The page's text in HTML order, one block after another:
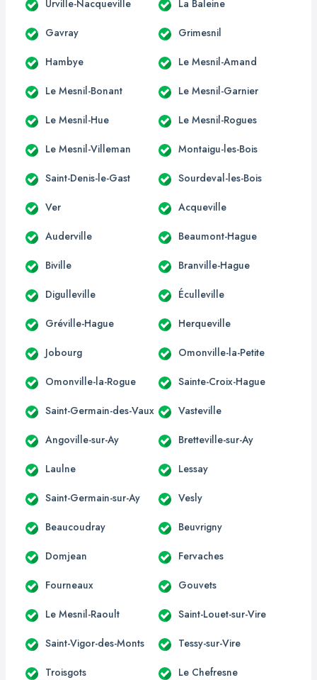
Urville-Nacqueville La Baleine
Gavray Grimesnil
Hambye Le Mesnil-Amand
Le Mesnil-Bonant Le Mesnil-Garnier
Le Mesnil-Hue Le Mesnil-Rogues
Le Mesnil-Villeman Montaigu-les-Bois
Saint-Denis-le-Gast Sourdeval-les-Bois
Ver Acqueville
Auderville Beaumont-Hague
Biville Branville-Hague
Digulleville Éculleville
Gréville-Hague Herqueville
Jobourg Omonville-la-Petite
Omonville-la-Rogue Sainte-Croix-Hague
Saint-Germain-des-Vaux Vasteville
Angoville-sur-Ay Bretteville-sur-Ay
Laulne Lessay
Saint-Germain-sur-Ay Vesly
Beaucoudray Beuvrigny
Domjean Fervaches
Fourneaux Gouvets
Le Mesnil-Raoult Saint-Louet-sur-Vire
Saint-Vigor-des-Monts Tessy-sur-Vire
Troisgots Le Chefresne